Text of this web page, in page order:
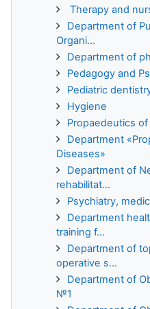
Therapy and
Department of
Organi...
Department of
Pedagogy and
Pediatric
Hygiene
Propaedeutics
Department
Diseases»
Department of
rehabilitat...
Psychiatry,
Department
training f...
Department of
operative s...
Department of
№1